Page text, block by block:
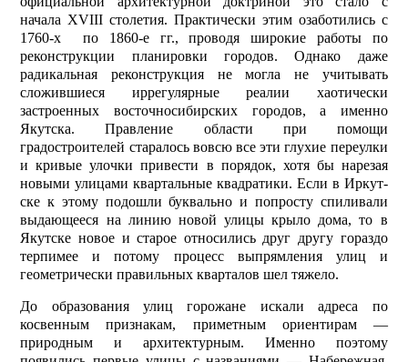
начала XVIII столетия. Практически этим озаботились с
1760-х по 1860-е гг., проводя широкие работы по
реконструкции планировки городов. Однако даже
радикальная реконструкция не могла не учитывать
сложившиеся иррегулярные реалии хаотически
застроенных восточносибирских городов, а именно
Якутска. Правление области при помощи
градостроителей старалось вовсю все эти глухие переулки
и кривые улочки привести в порядок, хотя бы нарезая
новыми улицами квартальные квадратики. Если в Иркут­
ске к этому подошли буквально и попросту спиливали
выдающееся на линию новой улицы крыло дома, то в
Якутске новое и старое относились друг другу гораздо
терпимее и потому процесс выпрямления улиц и
геометрически правильных кварталов шел тяжело.
До образования улиц горожане искали адреса по
косвенным признакам, приметным ориентирам —
природным и архитектурным. Именно поэтому